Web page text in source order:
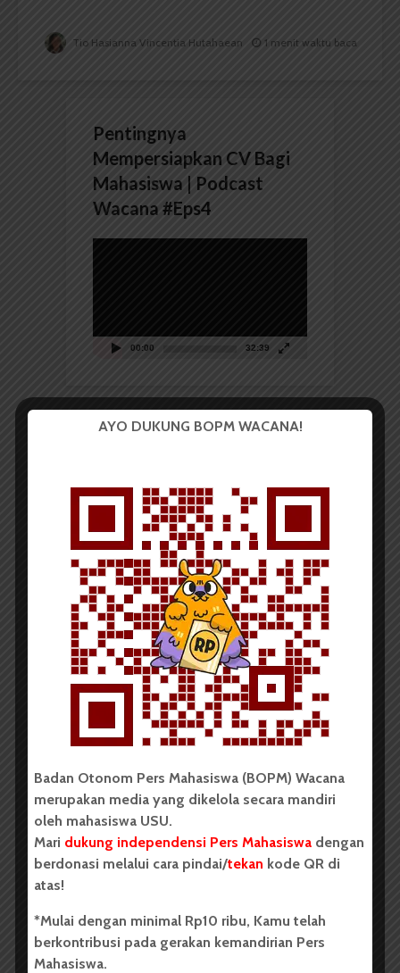
Tio Hasianna Vincentia Hutahaean 1 menit waktu baca
Pentingnya
Mempersiapkan CV Bagi
Mahasiswa | Podcast
Wacana #Eps4
00:00 32:39
Topeng
Redaksi 15 April 2014
135 dilihat
1 menit waktu baca
Amelia Ramadhani
Megah, mewah dan wajah rupawan
Kasta tertinggi, disoroti bahkan diagungkan
Prestise?
Jangan ditanya, bolehlah ia bertepuk dada
Langkah demi langkah, akupun berlalu
Yang ini masih setara, tertata rapi dan anggun
Aku berdecak kagum, “bagus nian.”
Akhirnya keluar juga pujian itu
AYO DUKUNG BOPM WACANA!
Badan Otonom Pers Mahasiswa (BOPM) Wacana
merupakan media yang dikelola secara mandiri
oleh mahasiswa USU.
Mari dukung independensi Pers Mahasiswa dengan
berdonasi melalui cara pindai/tekan kode QR di
atas!
*Mulai dengan minimal Rp10 ribu, Kamu telah
berkontribusi pada gerakan kemandirian Pers
Mahasiswa.